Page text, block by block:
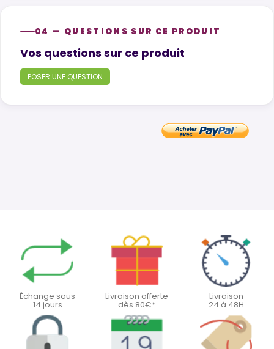
04 — QUESTIONS SUR CE PRODUIT
Product questions
Vos questions sur ce produit
POSER UNE QUESTION
Échange sous
14 jours
Livraison offerte
dès 80€*
Livraison
24 à 48H